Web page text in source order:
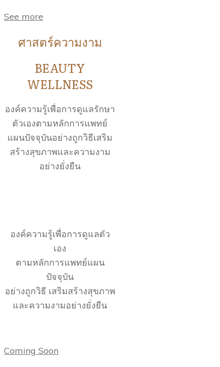
See more
ศาสตร์ความงาม
BEAUTY
WELLNESS
องค์ความรู้เพื่อการดูแลรักษา
ตัวเองตามหลักการแพทย์
แผนปัจจุบันอย่างถูกวิธีเสริม
สร้างสุขภาพและความงาม
อย่างยั่งยืน
องค์ความรู้เพื่อการดูแลตัว
เอง
ตามหลักการแพทย์แผน
ปัจจุบัน
อย่างถูกวิธี เสริมสร้างสุขภาพ
และความงามอย่างยั่งยืน
Coming Soon